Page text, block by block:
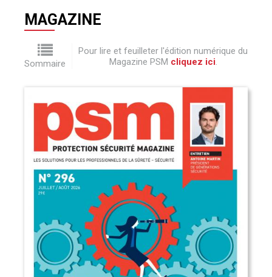
MAGAZINE
Sommaire
Pour lire et feuilleter l'édition numérique du
Magazine PSM cliquez ici.